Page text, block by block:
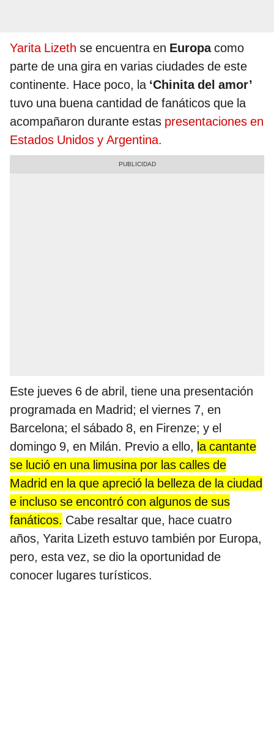
Yarita Lizeth se encuentra en Europacomo
parte de una gira en varias ciudades de este
continente. Hace poco, la‘Chinita del amor’
tuvo una buena cantidad de fanáticos que la
acompañaron durante estas presentaciones en
Estados Unidos y Argentina.
Este jueves 6 de abril, tiene una presentación
programada en Madrid; el viernes 7, en
Barcelona; el sábado 8, en Firenze; y el
domingo 9, en Milán. Previo a ello, la cantante
se lució en una limusina por las calles de
Madrid en la que apreció la belleza de la ciudad
e incluso se encontró con algunos de sus
fanáticos. Cabe resaltar que, hace cuatro
años, Yarita Lizeth estuvo también por Europa,
pero, esta vez, se dio la oportunidad de
conocer lugares turísticos.